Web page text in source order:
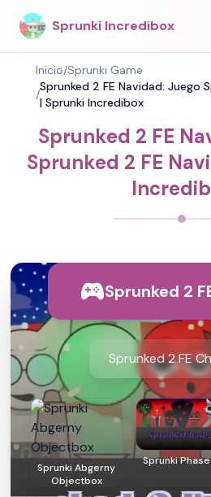
Sprunki Incredibox
Inicio/Sprunki Game
/
Sprunked 2 FE Navidad: Juego
| Sprunki Incredibox
Sprunked 2 FE
Sprunked 2 FE
Sprunked 2
Sprunked 2 FE
Sprunki Abgerny
Objectbox
Sprunki Phase